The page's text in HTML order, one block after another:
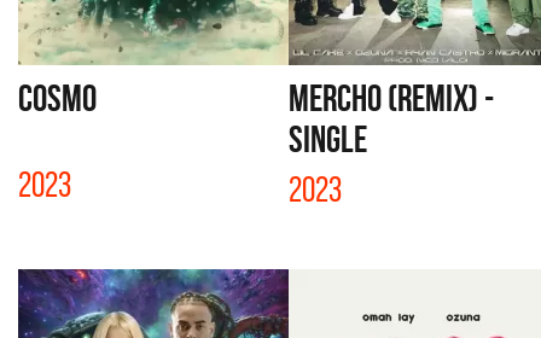
COSMO
2023
MERCHO (REMIX) -
SINGLE
2023